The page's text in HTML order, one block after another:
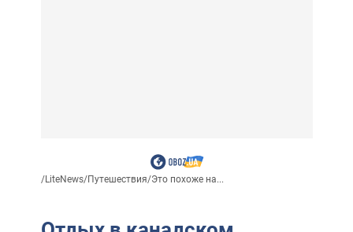
/LiteNews/Путешествия/Это похоже на...